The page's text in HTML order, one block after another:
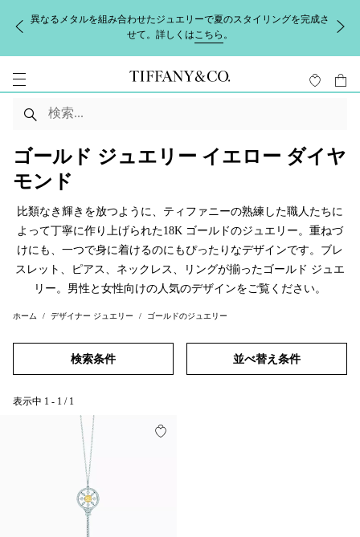
異なるメタルを組み合わせたジュエリーで夏のスタイリングを完成さ
せて。詳しくはこちら 。
ゴールド ジュエリー イエロー ダイヤ
モンド
比類なき輝きを放つように、ティファニーの熟練した職人たちに
よって丁寧に作り上げられた18K ゴールドのジュエリー。重ねづ
けにも、一つで身に着けるのにもぴったりなデザインです。ブレ
スレット、ピアス、ネックレス、リングが揃ったゴールド ジュエ
リー。男性と女性向けの人気のデザインをご覧ください。
ホーム デザイナー ジュエリー ゴールドのジュエリー
検索条件 並べ替え条件
表示中 1 - 1 / 1